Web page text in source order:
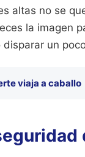
altas no se
la imagen
un
viaja a caballo